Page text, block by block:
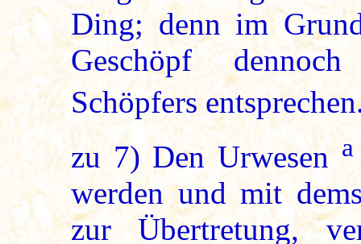
Ding; denn im
Geschöpf
Schöpfers
zu7) Den Urwesen a
werden und mit
zur Übertretung,